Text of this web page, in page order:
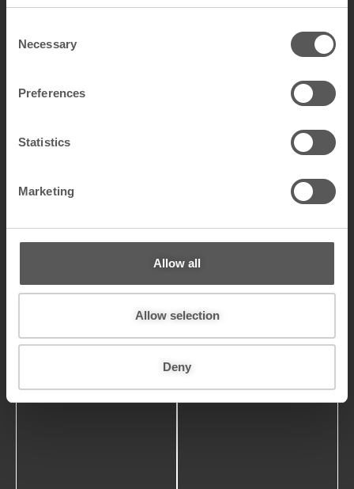
Necessary
Preferences
Statistics
Marketing
Allow all
Allow selection
Deny